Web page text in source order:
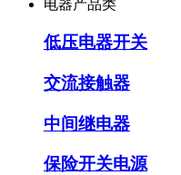
电器产品类
低压电器开关
交流接触器
中间继电器
保险开关电源